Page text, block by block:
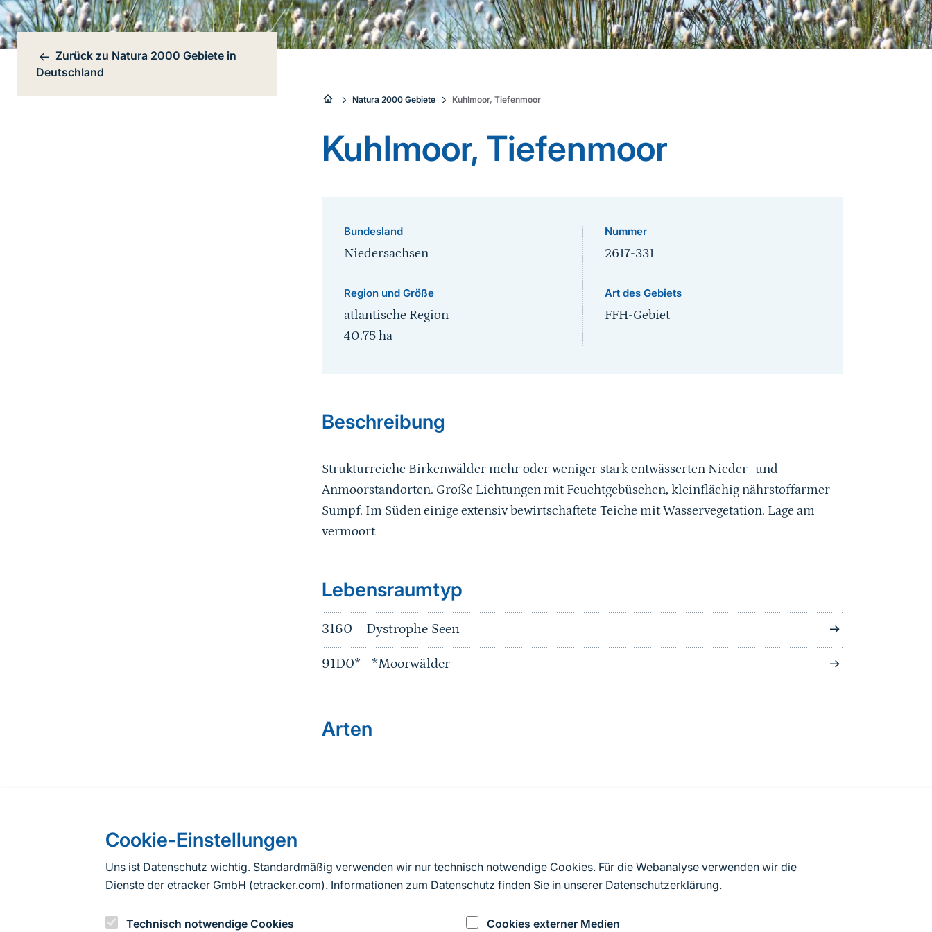
Cookie-Einstellungen
Uns ist Datenschutz wichtig. Standardmäßig verwenden wir nur technisch notwendige Cookies. Für die Webanalyse verwenden wir die
Dienste der etracker GmbH (etracker.com). Informationen zum Datenschutz finden Sie in unserer Datenschutzerklärung.
Technisch notwendige Cookies Cookies externer Medien
Bereichsnavigation
Zurück zu Natura 2000 Gebiete in
Deutschland
Sie
sind
hier:
Natura 2000 Gebiete Kuhlmoor, Tiefenmoor
Kuhlmoor, Tiefenmoor
Bundesland
Niedersachsen
Region und Größe
atlantische Region
40.75ha
Nummer
2617-331
Art des Gebiets
FFH-Gebiet
Beschreibung
Strukturreiche Birkenwälder mehr oder weniger stark entwässerten Nieder- und
Anmoorstandorten. Große Lichtungen mit Feuchtgebüschen, kleinflächig nährstoffarmer
Sumpf. Im Süden einige extensiv bewirtschaftete Teiche mit Wasservegetation. Lage am
vermoort
Sprungmarke
Lebensraumtyp
3160 Dystrophe Seen
91D0* *Moorwälder
Arten
Nach Angaben der an die EU übermittelten Standarddatenbögen Deutschlands (Stand:
2019). Aus besonderen Schutzgründen enthalten die zur Veröffentlichung freigegebenen